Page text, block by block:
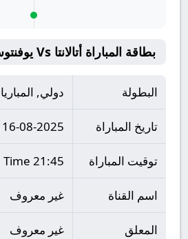
بطاقة المباراة أتالانتا Vs يوفنتوس
البطولة دولي,
تاريخ المباراة 16-08-2025
توقيت المباراة 21:45 Time
اسم القناة غير معروف
المعلق غير معروف